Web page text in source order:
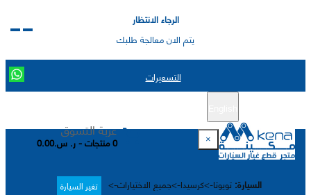
الرجاء الانتظار
يتم الان معالجة طلبك
التسعيرات
عربة التسوق
0 منتجات - ر. س.0.00
السيارة: تويوتا->كرسيدا->جميع الاختيارات-> تغير السيارة
×